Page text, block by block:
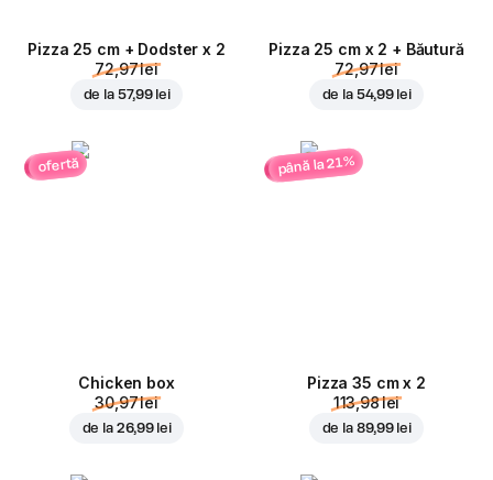
Pizza 25 cm + Dodster x 2
72,97 lei
de la 57,99 lei
Pizza 25 cm x 2 + Băutură
72,97 lei
de la 54,99 lei
ofertă
Chicken box
30,97 lei
de la 26,99 lei
până la 21%
Pizza 35 cm x 2
113,98 lei
de la 89,99 lei